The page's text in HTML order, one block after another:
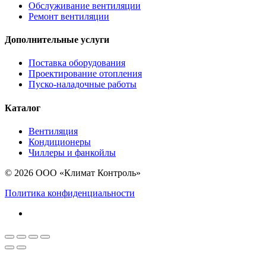
Обслуживание вентиляции
Ремонт вентиляции
Дополнительные услуги
Поставка оборудования
Проектирование отопления
Пуско-наладочные работы
Каталог
Вентиляция
Кондиционеры
Чиллеры и фанкойлы
© 2026 ООО «Климат Контроль»
Политика конфиденциальности